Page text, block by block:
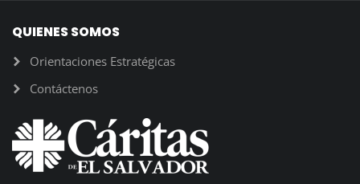
QUIENES SOMOS
Orientaciones Estratégicas
Contáctenos